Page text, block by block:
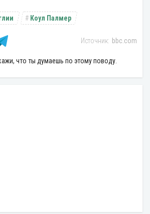
Коул Палмер
bbc.com
что ты думаешь по этому поводу.